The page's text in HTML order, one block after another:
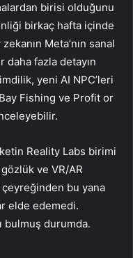
birisi olduğunu
birkaç hafta içinde
Meta’nın sanal
daha fazla detayın
yeni AI NPC’leri
Fishing ve Profit or
Reality Labs birimi
ve VR/AR
çeyreğinden bu yana
elde edemedi.
bulmuş durumda.